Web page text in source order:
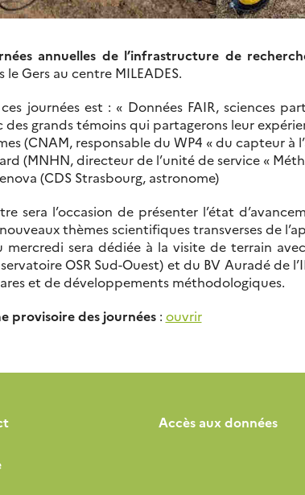
annuelles de l’infrastructure de
le Gers au centre MILEADES.
journées est : « Données FAIR, sciences
des grands témoins qui partagerons leur
(CNAM, responsable du WP4 « du capteur à
(MNHN, directeur de l’unité de service «
(CDS Strasbourg, astronome)
sera l’occasion de présenter l’état
thèmes scientifiques transverses de
mercredi sera dédiée à la visite de terrain
OSR Sud-Ouest) et du BV Auradé de
et de développements méthodologiques.
provisoire des journées : ouvrir
Accès aux données